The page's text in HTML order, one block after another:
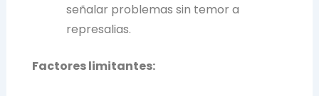
señalar problemas sin temor a
represalias.
Factores limitantes: